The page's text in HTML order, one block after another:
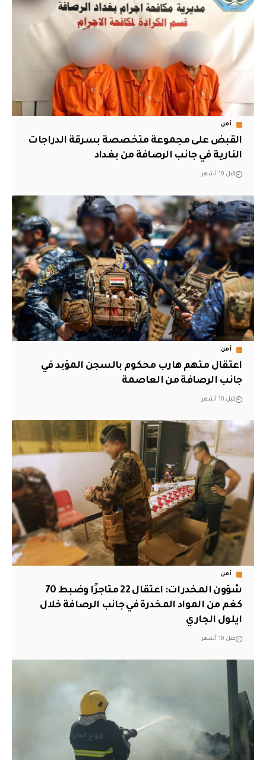
أمن
القبض على مجموعة متخصصة بسرقة الدراجات
النارية في جانب الرصافة من بغداد
قبل 10 أشهر
أمن
اعتقال متهم هارب محكوم بالسجن المؤبد في
جانب الرصافة من العاصمة
قبل 10 أشهر
أمن
شؤون المخدرات: اعتقال 22 متاجرًا وضبط 70
كغم من المواد المخدرة في جانب الرصافة خلال
ايلول الجاري
قبل 10 أشهر